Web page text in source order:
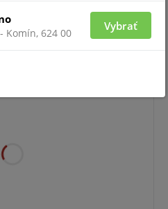
Komín, 624 00
Vybrať